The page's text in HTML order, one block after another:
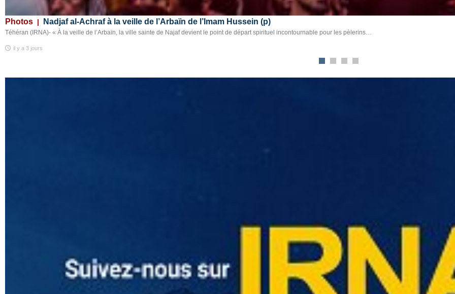
Photos Nadjaf al-Achraf à la veille de l’Arbaïn de l’Imam Hussein (p)
Téhéran (IRNA)- « À la veille de l’Arbaïn, la ville sainte de Najaf devient le point de départ spirituel incontournable pour les pèlerins…
il y a 3 jours